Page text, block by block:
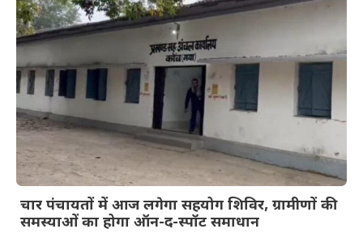
चार पंचायतों में आज लगेगा सहयोग शिविर, ग्रामीणों की
समस्याओं का होगा ऑन-द-स्पॉट समाधान